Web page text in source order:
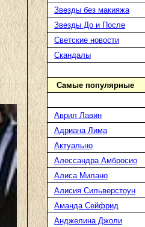
Звезды без макияжа
Звезды До и После
Светские новости
Скандалы
Самые популярные
Аврил Лавин
Адриана Лима
Актуально
Алессандра Амбросио
Алиса Милано
Алисия Сильверстоун
Аманда Сейфрид
Анджелина Джоли